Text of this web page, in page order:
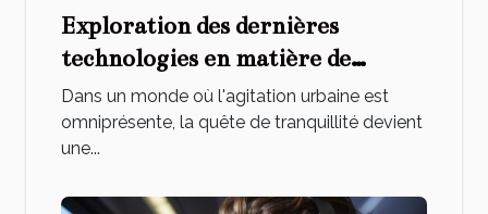
Exploration des dernières
technologies en matière de
réduction de bruit pour casques
hi-fi
Dans un monde où l'agitation urbaine est
omniprésente, la quête de tranquillité devient
une...